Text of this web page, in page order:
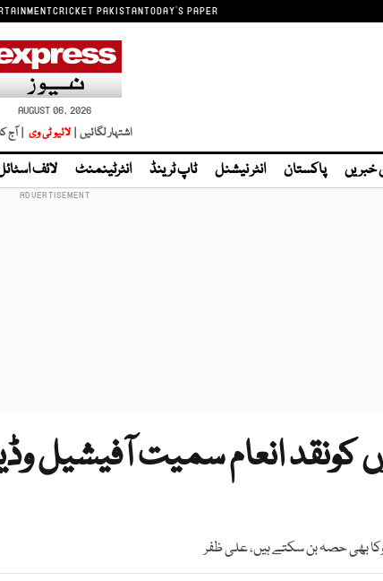
CRICKET PAKISTANTODAY'S PAPER
AUGUST 06, 2026
اشتہار لگائیں | لائیو ٹی وی | آج
پاکستان انٹر نیشنل ٹاپ ٹرینڈ انٹرٹینمنٹ لائف
کونقد انعام سمیت آفیشیل
بھی حصہ بن سکتے ہیں، علی ظفر